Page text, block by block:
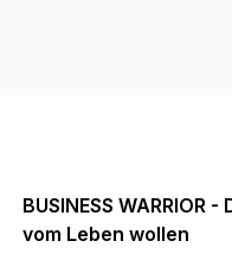
BUSINESS
vom Leben wollen